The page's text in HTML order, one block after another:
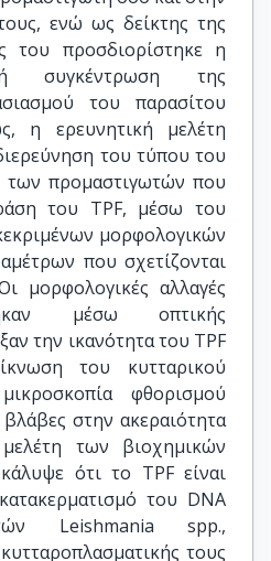
ενώ ως δείκτης της
του προσδιορίστηκε η
συγκέντρωση της
του παρασίτου
η ερευνητική μελέτη
του τύπου του
των προμαστιγωτών που
του TPF, μέσω του
μορφολογικών
που σχετίζονται
μορφολογικές αλλαγές
μέσω οπτικής
την ικανότητα του TPF
του κυτταρικού
φθορισμού
βλάβες στην ακεραιότητα
των βιοχημικών
ότι το TPF είναι
του DNA
Leishmania spp.,
τους